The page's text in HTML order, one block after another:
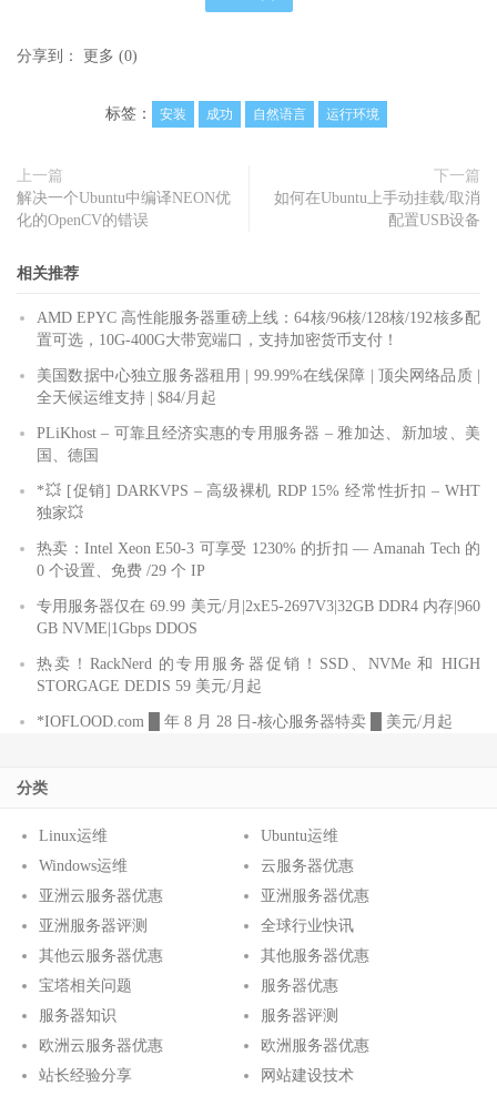
分享到： 更多 (0)
标签： 安装 成功 自然语言 运行环境
上一篇
解决一个Ubuntu中编译NEON优
化的OpenCV的错误
下一篇
如何在Ubuntu上手动挂载/取消
配置USB设备
相关推荐
AMD EPYC 高性能服务器重磅上线：64核/96核/128核/192核多配
置可选，10G-400G大带宽端口，支持加密货币支付！
美国数据中心独立服务器租用 | 99.99%在线保障 | 顶尖网络品质 |
全天候运维支持 | $84/月起
PLiKhost – 可靠且经济实惠的专用服务器 – 雅加达、新加坡、美
国、德国
*💥 [促销] DARKVPS – 高级裸机 RDP 15% 经常性折扣 – WHT
独家💥
热卖：Intel Xeon E50-3 可享受 1230% 的折扣 — Amanah Tech 的
0 个设置、免费 /29 个 IP
专用服务器仅在 69.99 美元/月|2xE5-2697V3|32GB DDR4 内存|960
GB NVME|1Gbps DDOS
热卖！RackNerd 的专用服务器促销！SSD、NVMe 和 HIGH
STORGAGE DEDIS 59 美元/月起
*IOFLOOD.com █ 年 8 月 28 日-核心服务器特卖 █ 美元/月起
分类
Linux运维
Ubuntu运维
Windows运维
云服务器优惠
亚洲云服务器优惠
亚洲服务器优惠
亚洲服务器评测
全球行业快讯
其他云服务器优惠
其他服务器优惠
宝塔相关问题
服务器优惠
服务器知识
服务器评测
欧洲云服务器优惠
欧洲服务器优惠
站长经验分享
网站建设技术